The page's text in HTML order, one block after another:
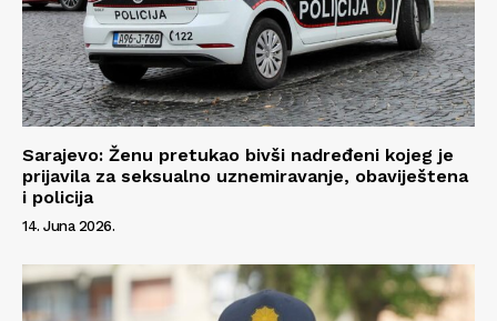
Sarajevo: Ženu pretukao bivši nadređeni kojeg je
prijavila za seksualno uznemiravanje, obaviještena
i policija
14. Juna 2026.